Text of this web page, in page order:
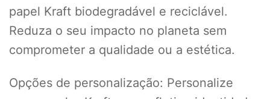
papel Kraft biodegradável e reciclável.
Reduza o seu impacto no planeta sem
comprometer a qualidade ou a estética.
Opções de personalização: Personalize